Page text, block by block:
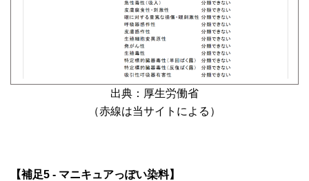
出典：厚生労働省
（赤線は当サイトによる）
【補足5 - マニキュアっぽい染料】